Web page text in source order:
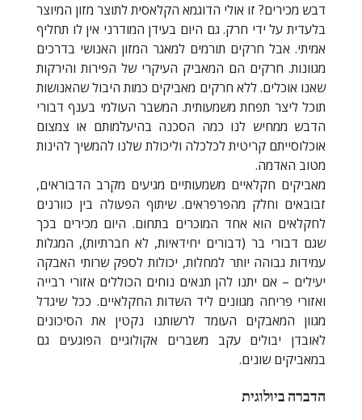
דבש מכירים? זו אולי הדוגמא הקלאסית לתוצר מזון המיוצר
בלעדית על ידי חרק. גם היום בעידן המודרני אין לו תחליף
אמיתי. אבל חרקים תורמים למאגר המזון האנושי בדרכים
מגוונות. חרקים הם המאביק העיקרי של הפירות והירקות
שאנו אוכלים. ללא חרקים מאביקים כמות היבול שהאנושות
תוכל ליצר תפחת משמעותית. המשבר העולמי בענף דבורי
הדבש ממחיש לנו כמה הסכנה בהיעלמותם או צמצום
אוכלוסייתם קריטית לכלכלה וליכולת שלנו להמשיך להינות
מטוב האדמה.
מאביקים חקלאיים משמעותיים מגיעים מקרב הדבוראים,
זבובאים וחלק מהפרפראים. שיתוף הפעולה בין כוורנים
לחקלאים הוא אחד המוכרים בתחום. היום מכירים בכך
שגם דבורי בר (דבורים יחידאיות, לא חברתיות), המגלות
עמידות גבוהה יותר למחלות, יכולות לספק שרותי האבקה
יעילים – אם יתנו להן תנאים נוחים הכוללים אזורי רבייה
ואזורי פריחה מגוונים ליד השדות החקלאיים. ככל שיגדל
מגוון המאבקים העומד לרשותנו נקטין את הסיכונים
לאובדן יבולים עקב משברים אקולוגיים הפוגעים גם
במאביקים שונים.
הדברה ביולוגית